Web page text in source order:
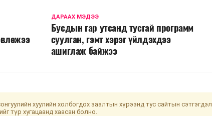
ДАРААХ МЭДЭЭ
Бусдын гар утсанд тусгай программ
суулган, гэмт хэрэг үйлдэхдээ
ашиглаж байжээ
хуулийн холбогдох заалтын хүрээнд тус сайтын сэтгэгдэл
түр хугацаанд хаасан болно.